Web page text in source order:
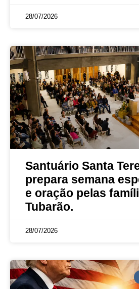
28/07/2026
Santuário Santa
prepara semana
e oração pelas
Tubarão.
28/07/2026